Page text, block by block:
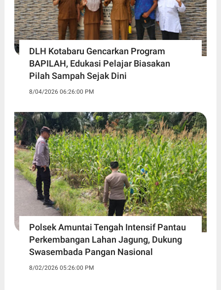
DLH Kotabaru Gencarkan Program
BAPILAH, Edukasi Pelajar Biasakan
Pilah Sampah Sejak Dini
8/04/2026 06:26:00 PM
Polsek Amuntai Tengah Intensif Pantau
Perkembangan Lahan Jagung, Dukung
Swasembada Pangan Nasional
8/02/2026 05:26:00 PM